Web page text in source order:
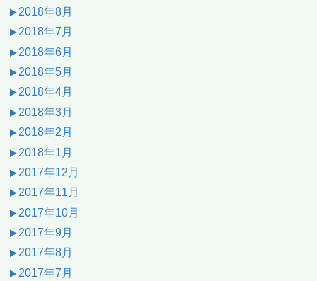
2018年8月
2018年7月
2018年6月
2018年5月
2018年4月
2018年3月
2018年2月
2018年1月
2017年12月
2017年11月
2017年10月
2017年9月
2017年8月
2017年7月